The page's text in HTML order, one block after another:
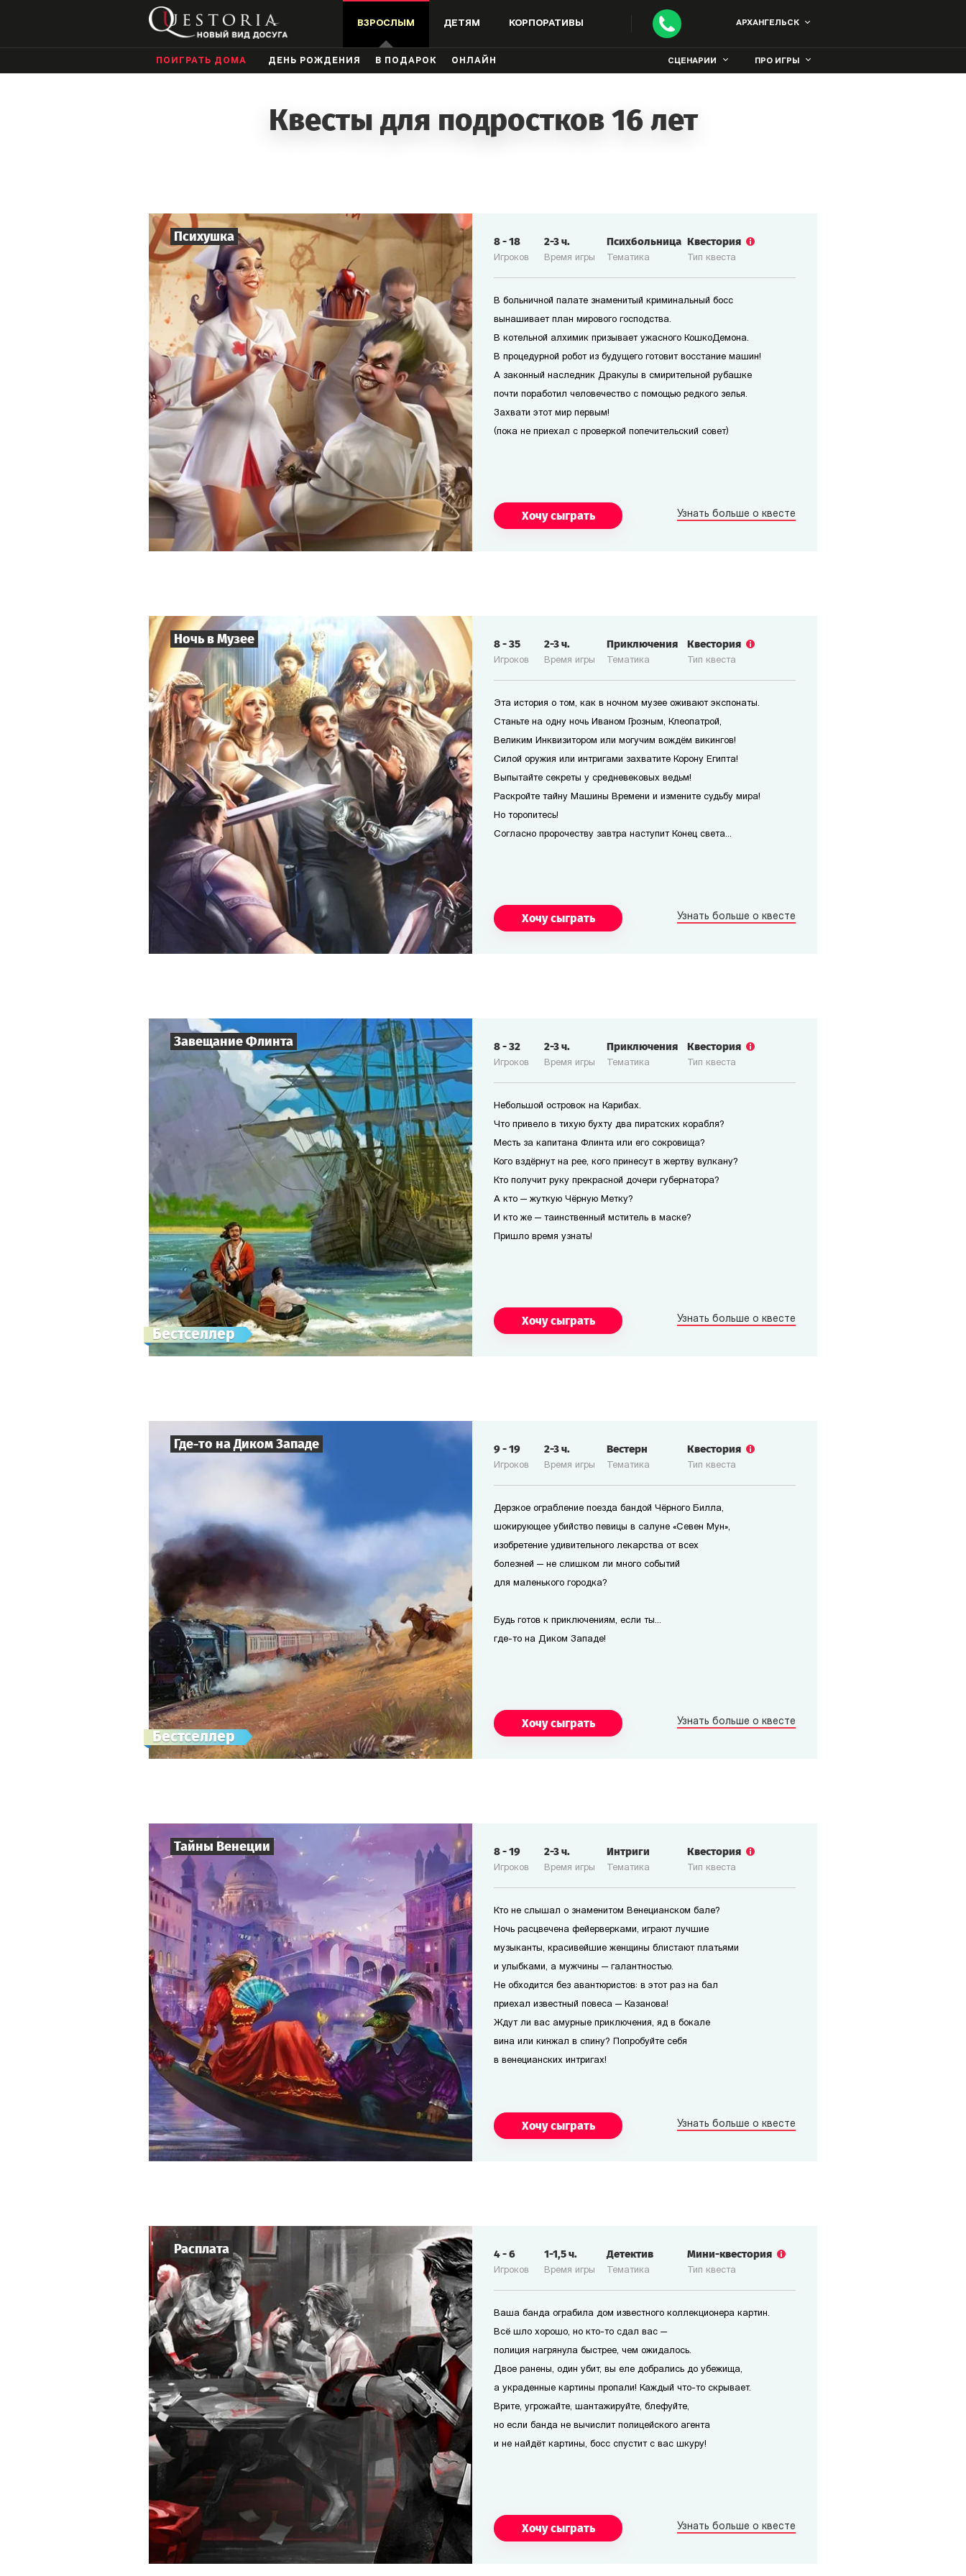
ВЗРОСЛЫМ ДЕТЯМ КОРПОРАТИВЫ АРХАНГЕЛЬСК
ПОИГРАТЬ ДОМА ДЕНЬ РОЖДЕНИЯ В ПОДАРОК ОНЛАЙН СЦЕНАРИИ ПРО ИГРЫ
Квесты для подростков 16 лет
Психушка
Игроков
8-18
Время игры
2-3ч.
Тематика
Психбольница
Тип квеста
Квестория
В больничной палате знаменитый криминальный босс
вынашивает план мирового господства.
В котельной алхимик призывает ужасного КошкоДемона.
В процедурной робот из будущего готовит восстание машин!
А законный наследник Дракулы в смирительной рубашке
почти поработил человечество с помощью редкого зелья.
Захвати этот мир первым!
(пока не приехал с проверкой попечительский совет)
Хочу сыграть Узнать больше о квесте
Ночь в Музее
Игроков
8-35
Время игры
2-3ч.
Тематика
Приключения
Тип квеста
Квестория
Эта история о том, как в ночном музее оживают экспонаты.
Станьте на одну ночь Иваном Грозным, Клеопатрой,
Великим Инквизитором или могучим вождём викингов!
Силой оружия или интригами захватите Корону Египта!
Выпытайте секреты у средневековых ведьм!
Раскройте тайну Машины Времени и измените судьбу мира!
Но торопитесь!
Согласно пророчеству завтра наступит Конец света...
Хочу сыграть Узнать больше о квесте
Завещание Флинта
Бестселлер
Игроков
8-32
Время игры
2-3ч.
Тематика
Приключения
Тип квеста
Квестория
Небольшой островок на Карибах.
Что привело в тихую бухту два пиратских корабля?
Месть за капитана Флинта или его сокровища?
Кого вздёрнут на рее, кого принесут в жертву вулкану?
Кто получит руку прекрасной дочери губернатора?
А кто — жуткую Чёрную Метку?
И кто же — таинственный мститель в маске?
Пришло время узнать!
Хочу сыграть Узнать больше о квесте
Где-то на Диком Западе
Бестселлер
Игроков
9-19
Время игры
2-3ч.
Тематика
Вестерн
Тип квеста
Квестория
Дерзкое ограбление поезда бандой Чёрного Билла,
шокирующее убийство певицы в салуне «Севен Мун»,
изобретение удивительного лекарства от всех
болезней — не слишком ли много событий
для маленького городка?
Будь готов к приключениям, если ты...
где-то на Диком Западе!
Хочу сыграть Узнать больше о квесте
Тайны Венеции
Игроков
8-19
Время игры
2-3ч.
Тематика
Интриги
Тип квеста
Квестория
Кто не слышал о знаменитом Венецианском бале?
Ночь расцвечена фейерверками, играют лучшие
музыканты, красивейшие женщины блистают платьями
и улыбками, а мужчины — галантностью.
Не обходится без авантюристов: в этот раз на бал
приехал известный повеса — Казанова!
Ждут ли вас амурные приключения, яд в бокале
вина или кинжал в спину? Попробуйте себя
в венецианских интригах!
Хочу сыграть Узнать больше о квесте
Расплата
Игроков
4-6
Время игры
1-1,5ч.
Тематика
Детектив
Тип квеста
Мини-квестория
Ваша банда ограбила дом известного коллекционера картин.
Всё шло хорошо, но кто-то сдал вас —
полиция нагрянула быстрее, чем ожидалось.
Двое ранены, один убит, вы еле добрались до убежища,
а украденные картины пропали! Каждый что-то скрывает.
Врите, угрожайте, шантажируйте, блефуйте,
но если банда не вычислит полицейского агента
и не найдёт картины, босс спустит с вас шкуру!
Хочу сыграть Узнать больше о квесте